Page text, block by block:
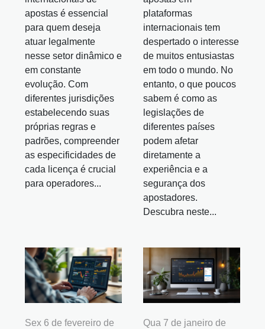
apostas é essencial
para quem deseja
atuar legalmente
nesse setor dinâmico e
em constante
evolução. Com
diferentes jurisdições
estabelecendo suas
próprias regras e
padrões, compreender
as especificidades de
cada licença é crucial
para operadores...
plataformas
internacionais tem
despertado o interesse
de muitos entusiastas
em todo o mundo. No
entanto, o que poucos
sabem é como as
legislações de
diferentes países
podem afetar
diretamente a
experiência e a
segurança dos
apostadores.
Descubra neste...
Sex 6 de fevereiro de
Qua 7 de janeiro de